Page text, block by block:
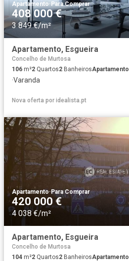
Apartamento·Para Comprar
408 000 €
3 849 €/m²
Apartamento, Esgueira
Concelho de Murtosa
106 m²2 Quartos2 BanheirosApartamento
·Varanda
Nova oferta por idealista.pt
Apartamento·Para Comprar
420 000 €
4 038 €/m²
Apartamento, Esgueira
Concelho de Murtosa
104 m²2 Quartos2 BanheirosApartamento